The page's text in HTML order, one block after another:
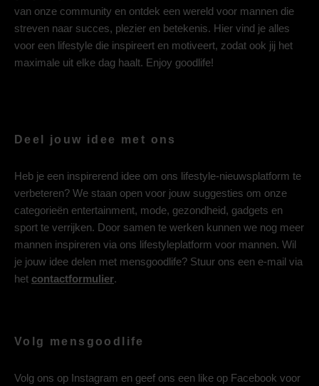
van onze community en ontdek een wereld voor mannen die
streven naar succes, plezier en betekenis. Hier vind je alles
voor een lifestyle die inspireert en motiveert, zodat ook jij het
maximale uit elke dag haalt. Enjoy goodlife!
Deel jouw idee met ons
Heb je een inspirerend idee om ons lifestyle-nieuwsplatform te
verbeteren? We staan open voor jouw suggesties om onze
categorieën entertainment, mode, gezondheid, gadgets en
sport te verrijken. Door samen te werken kunnen we nog meer
mannen inspireren via ons lifestyleplatform voor mannen. Wil
je jouw idee delen met mensgoodlife? Stuur ons een e-mail via
het contactformulier.
Volg mensgoodlife
Volg ons op Instagram en geef ons een like op Facebook voor